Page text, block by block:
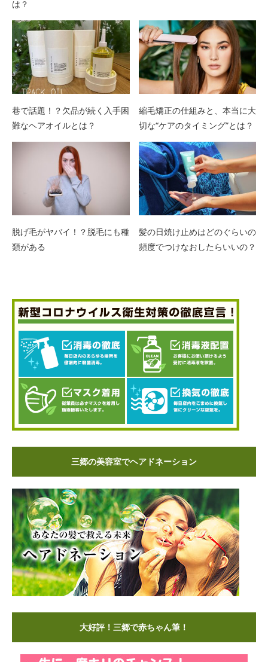
は？
巷で話題！？欠品が続く入手困
難なヘアオイルとは？
縮毛矯正の仕組みと、本当に大
切な“ケアのタイミング”とは？
脱げ毛がヤバイ！？脱毛にも種
類がある
髪の日焼け止めはどのぐらいの
頻度でつけなおしたらいいの？
三郷の美容室でヘアドネーション
大好評！三郷で赤ちゃん筆！